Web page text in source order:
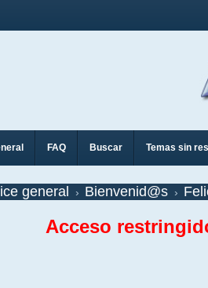
FAQ Buscar Temas sin
general Bienvenid@s
Acceso